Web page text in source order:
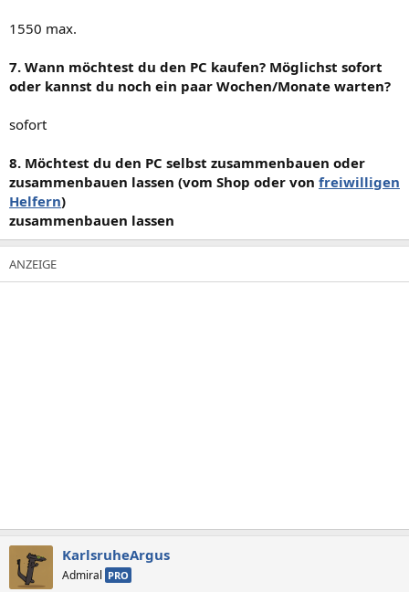
1550 max.
7. Wann möchtest du den PC kaufen? Möglichst sofort
oder kannst du noch ein paar Wochen/Monate warten?
sofort
8. Möchtest du den PC selbst zusammenbauen oder
zusammenbauen lassen (vom Shop oder von freiwilligen
Helfern)
zusammenbauen lassen
KarlsruheArgus
Admiral PRO